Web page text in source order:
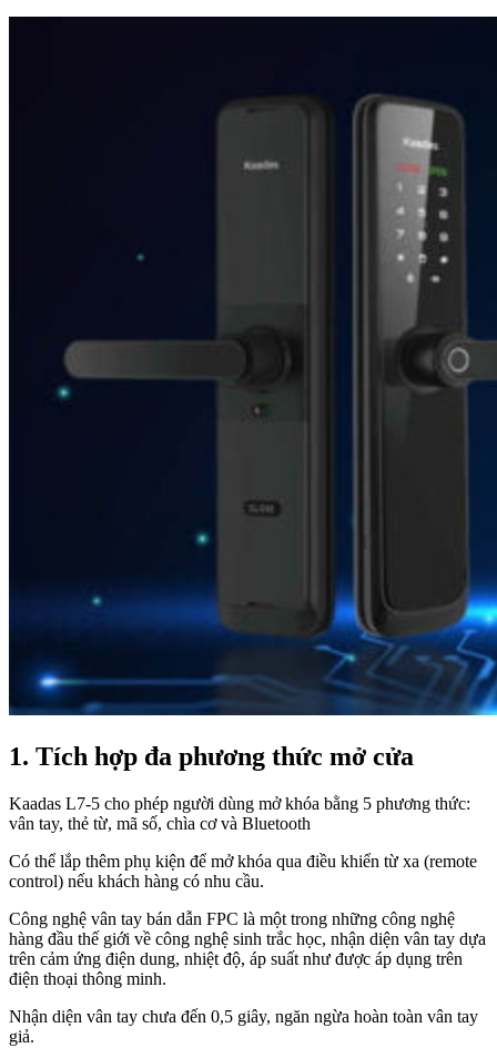
1. Tích hợp đa phương thức mở cửa
Kaadas L7-5 cho phép người dùng mở khóa bằng 5 phương thức:
vân tay, thẻ từ, mã số, chìa cơ và Bluetooth
Có thể lắp thêm phụ kiện để mở khóa qua điều khiển từ xa (remote
control) nếu khách hàng có nhu cầu.
Công nghệ vân tay bán dẫn FPC là một trong những công nghệ
hàng đầu thế giới về công nghệ sinh trắc học, nhận diện vân tay dựa
trên cảm ứng điện dung, nhiệt độ, áp suất như được áp dụng trên
điện thoại thông minh.
Nhận diện vân tay chưa đến 0,5 giây, ngăn ngừa hoàn toàn vân tay
giả.